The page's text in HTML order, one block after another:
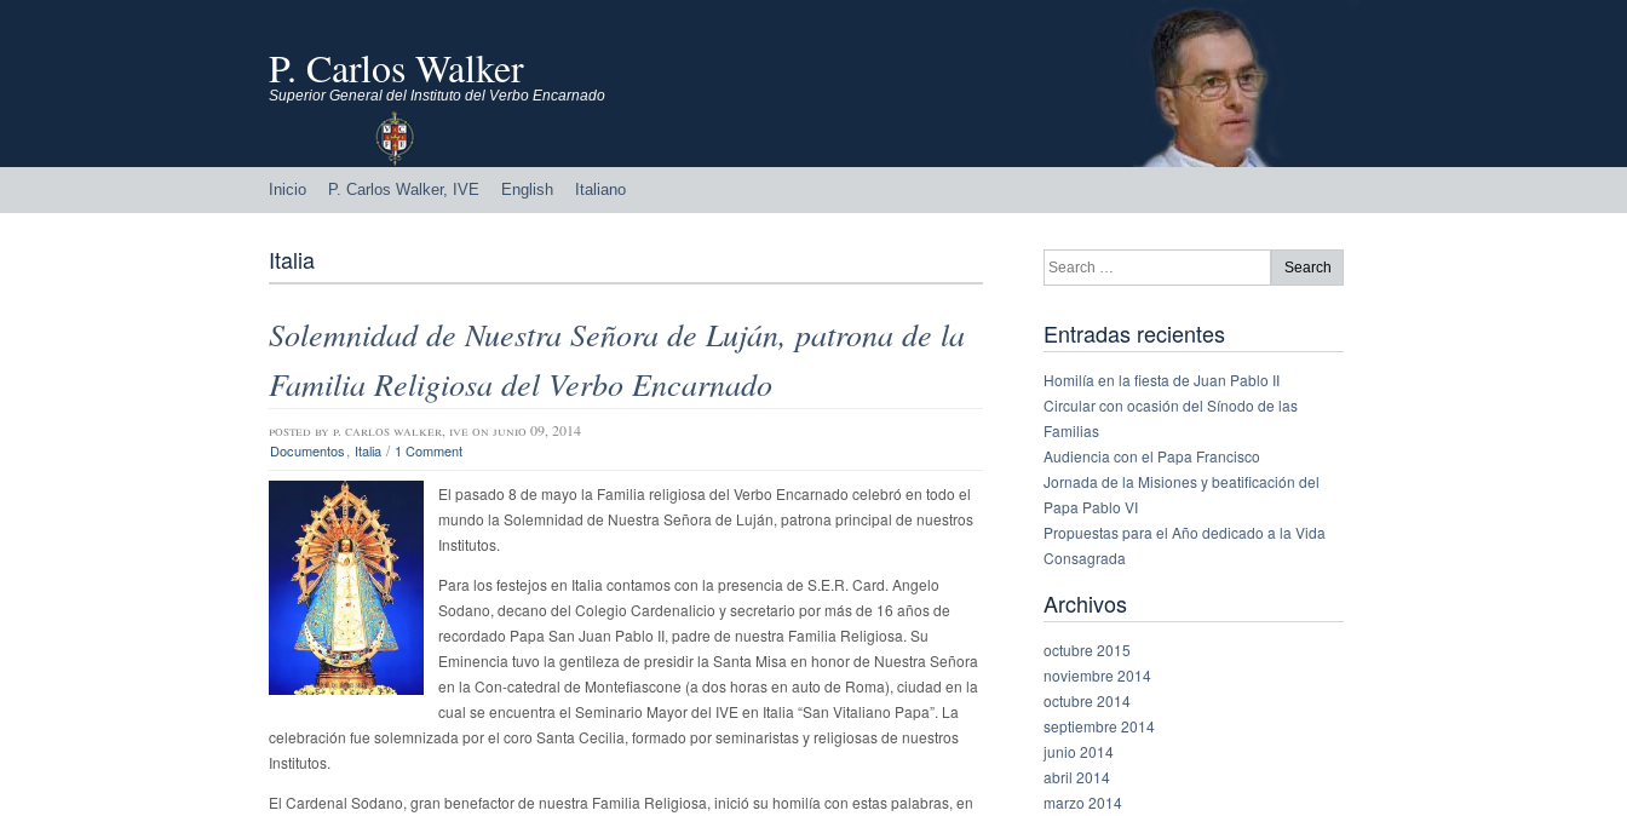
P. Carlos Walker
Superior General del Instituto del Verbo Encarnado
Inicio P. Carlos Walker, IVE English Italiano
Italia
Solemnidad de Nuestra Señora de Luján, patrona de la
Familia Religiosa del Verbo Encarnado
posted by p. carlos walker, ive on junio 09, 2014
Documentos, Italia / 1 Comment
El pasado 8 de mayo la Familia religiosa del Verbo Encarnado celebró en todo el
mundo la Solemnidad de Nuestra Señora de Luján, patrona principal de nuestros
Institutos.
Para los festejos en Italia contamos con la presencia de S.E.R. Card. Angelo
Sodano, decano del Colegio Cardenalicio y secretario por más de 16 años de
recordado Papa San Juan Pablo II, padre de nuestra Familia Religiosa. Su
Eminencia tuvo la gentileza de presidir la Santa Misa en honor de Nuestra Señora
en la Con-catedral de Montefiascone (a dos horas en auto de Roma), ciudad en la
cual se encuentra el Seminario Mayor del IVE en Italia “San Vitaliano Papa”. La
celebración fue solemnizada por el coro Santa Cecilia, formado por seminaristas y religiosas de nuestros
Institutos.
El Cardenal Sodano, gran benefactor de nuestra Familia Religiosa, inició su homilía con estas palabras, en
Entradas recientes
Homilía en la fiesta de Juan Pablo II
Circular con ocasión del Sínodo de las
Familias
Audiencia con el Papa Francisco
Jornada de la Misiones y beatificación del
Papa Pablo VI
Propuestas para el Año dedicado a la Vida
Consagrada
Archivos
octubre 2015
noviembre 2014
octubre 2014
septiembre 2014
junio 2014
abril 2014
marzo 2014